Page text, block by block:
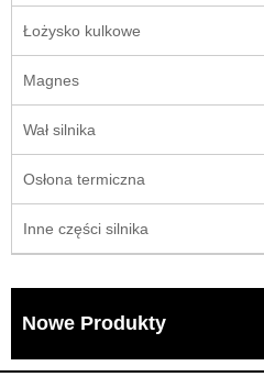
Łożysko kulkowe
Magnes
Wał silnika
Osłona termiczna
Inne części silnika
Nowe Produkty